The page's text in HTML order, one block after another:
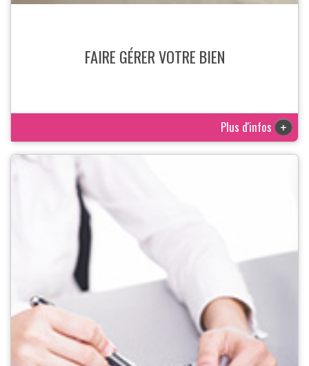
FAIRE GÉRER VOTRE BIEN
Plus d'infos +